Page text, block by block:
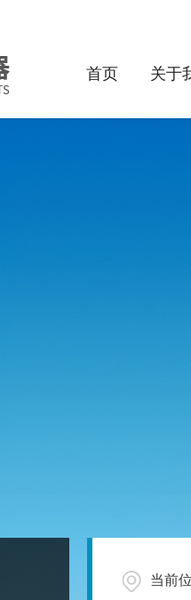
首页 关于
当前